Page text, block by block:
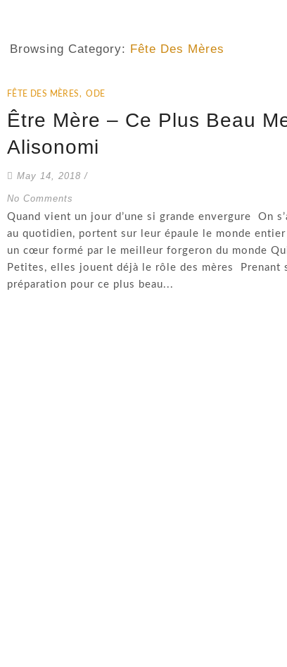
Browsing Category: Fête Des Mères
FÊTE DES MÈRES, ODE
Être Mère – Ce Plus Beau
Alisonomi
May 14, 2018 /
No Comments
Quand vient un jour d’une si grande envergure On
au quotidien, portent sur leur épaule le monde
un cœur formé par le meilleur forgeron du monde
Petites, elles jouent déjà le rôle des mères
préparation pour ce plus beau...